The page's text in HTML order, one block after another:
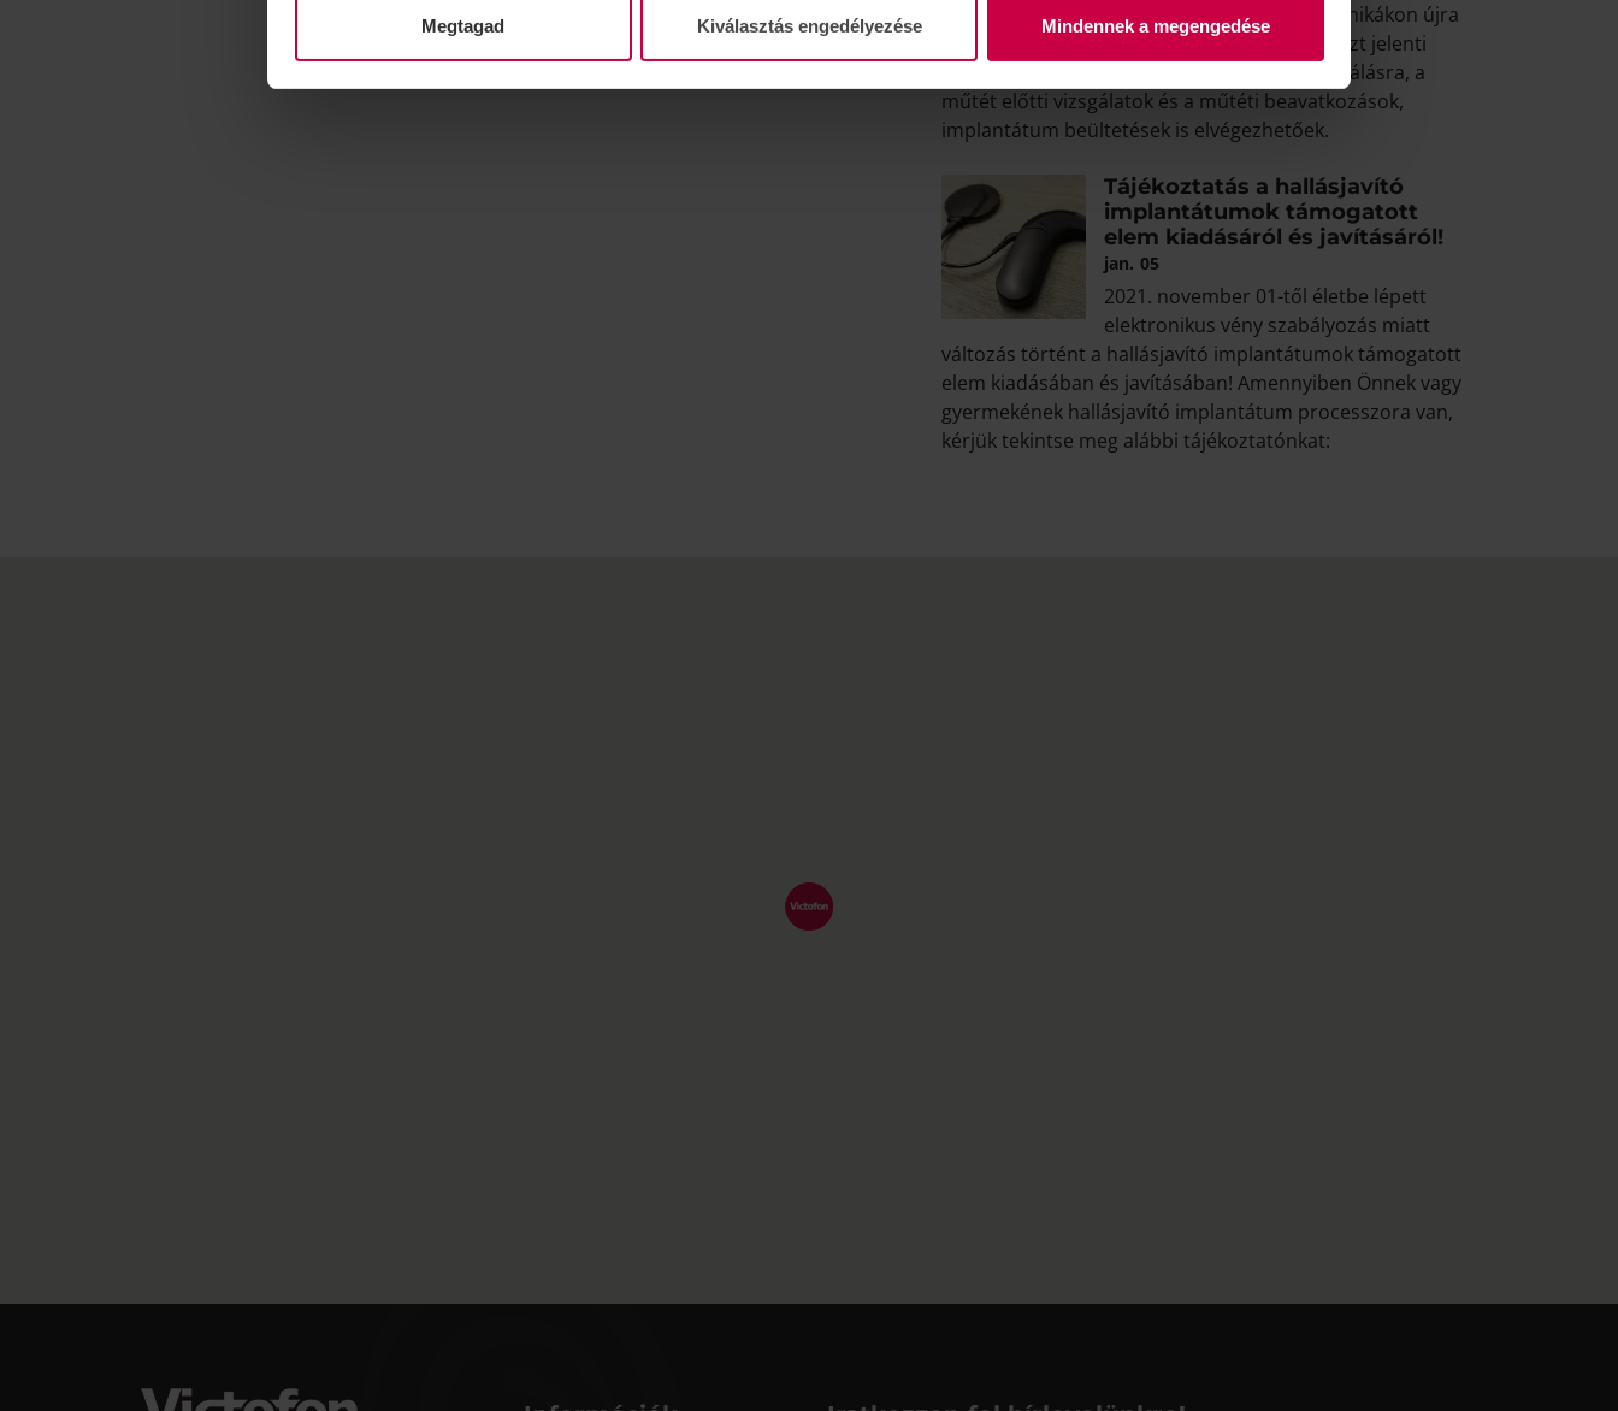
Megtagad Kiválasztás engedélyezése Mindennek a megengedése
Műtéti centrumokban, a klinikákon újra
elindult a betegellátás, ez azt jelenti
ismét lehetőség van kivizsgálásra, a
műtét előtti vizsgálatok és a műtéti beavatkozások,
implantátum beültetések is elvégezhetőek.
Tájékoztatás a hallásjavító
implantátumok támogatott
elem kiadásáról és javításáról!
jan. 05
2021. november 01-től életbe lépett
elektronikus vény szabályozás miatt
változás történt a hallásjavító implantátumok támogatott
elem kiadásában és javításában! Amennyiben Önnek vagy
gyermekének hallásjavító implantátum processzora van,
kérjük tekintse meg alábbi tájékoztatónkat: